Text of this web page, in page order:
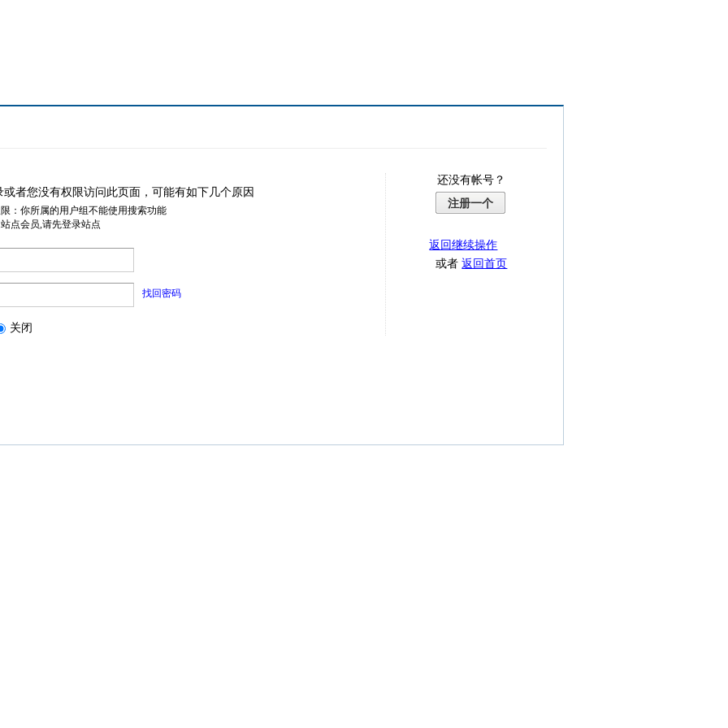
或者您没有权限访问此页面，可能有如下几个原因
：你所属的用户组不能使用搜索功能
点会员,请先登录站点
找回密码
关闭
还没有帐号？
注册一个
返回继续操作
或者返回首页